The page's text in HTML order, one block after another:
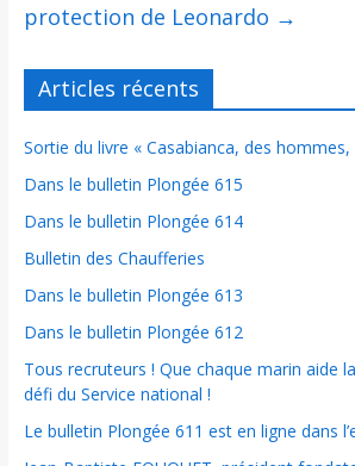
protection de Leonardo →
Articles récents
Sortie du livre « Casabianca, des
Dans le bulletin Plongée 615
Dans le bulletin Plongée 614
Bulletin des Chaufferies
Dans le bulletin Plongée 613
Dans le bulletin Plongée 612
Tous recruteurs ! Que chaque marin aide
défi du Service national !
Le bulletin Plongée 611 est en ligne dans